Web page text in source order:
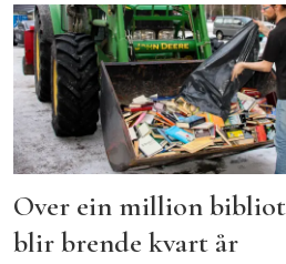
Over ein million
blir brende kvart år